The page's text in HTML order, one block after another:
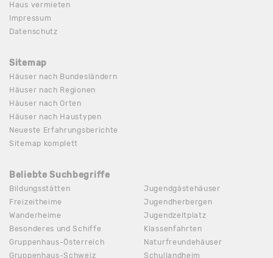
Haus vermieten
Impressum
Datenschutz
Sitemap
Häuser nach Bundesländern
Häuser nach Regionen
Häuser nach Orten
Häuser nach Haustypen
Neueste Erfahrungsberichte
Sitemap komplett
Beliebte Suchbegriffe
Bildungsstätten
Freizeitheime
Wanderheime
Besonderes und Schiffe
Gruppenhaus-Österreich
Gruppenhaus-Schweiz
Jugendgästehäuser
Jugendherbergen
Jugendzeltplatz
Klassenfahrten
Naturfreundehäuser
Schullandheim